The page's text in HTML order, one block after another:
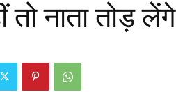
तो नाता तोड़ लेंगे